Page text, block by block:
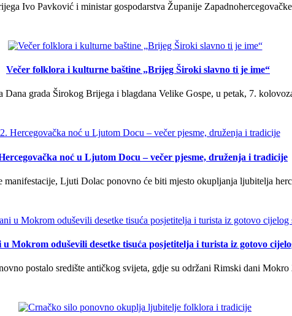
Ivo Pavković i ministar gospodarstva Županije
Večer folklora i kulturne baštine „Brijeg Široki slavno ti je ime“
grada Širokog Brijega i blagdana Velike Gospe, u petak, 7.
noć u Ljutom Docu – večer pjesme, druženja i tradicije
manifestacije, Ljuti Dolac ponovno će biti mjesto okupljanja ljubitelja
Mokrom oduševili desetke tisuća posjetitelja i turista iz gotovo
postalo središte antičkog svijeta, gdje su održani Rimski dani Mokro